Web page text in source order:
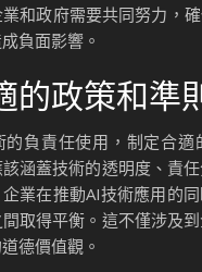
和政府需要共同努力，
負面影響。
的政策和準
的負責任使用，制定合適
涵蓋技術的透明度、責
業在推動AI技術應用的
取得平衡。這不僅涉及
德價值觀。